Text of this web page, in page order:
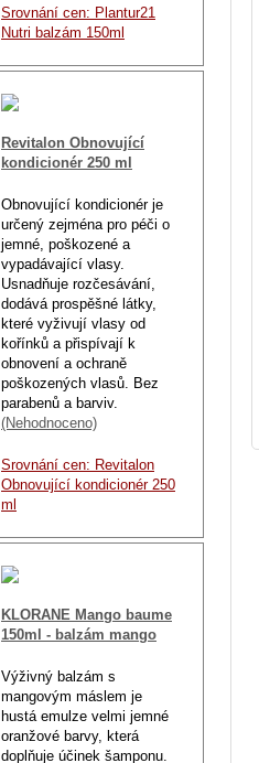
Srovnání cen: Plantur21
Nutri balzám 150ml
Revitalon Obnovující
kondicionér 250 ml
Obnovující kondicionér je
určený zejména pro péči o
jemné, poškozené a
vypadávající vlasy.
Usnadňuje rozčesávání,
dodává prospěšné látky,
které vyživují vlasy od
kořínků a přispívají k
obnovení a ochraně
poškozených vlasů. Bez
parabenů a barviv.
(Nehodnoceno)
Srovnání cen: Revitalon
Obnovující kondicionér 250
ml
KLORANE Mango baume
150ml - balzám mango
Výživný balzám s
mangovým máslem je
hustá emulze velmi jemné
oranžové barvy, která
doplňuje účinek šamponu.